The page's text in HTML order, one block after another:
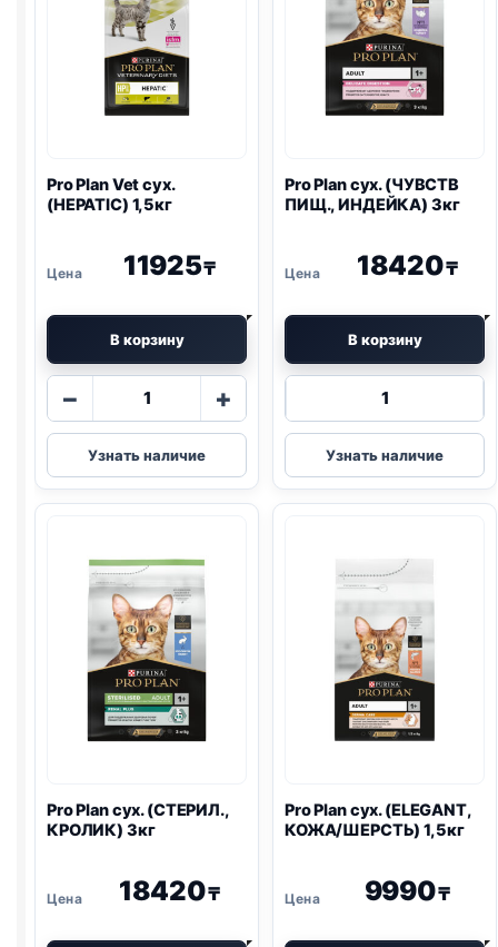
Pro PlanVet сух.
(HEPATIC) 1,5кг
11925₸
В корзину
−
Количество
Pro
Plan
Vet
1,5кг
+
Узнать наличие
Pro Planсух. (ЧУВСТВ
ПИЩ., ИНДЕЙКА) 3кг
18420₸
В корзину
Количество
Pro
Plan
сух.
ИНДЕЙКА)
Узнать наличие
Pro Planсух. (СТЕРИЛ.,
КРОЛИК) 3кг
18420₸
Pro Planсух. (ELEGANT,
КОЖА/ШЕРСТЬ) 1,5кг
9990₸